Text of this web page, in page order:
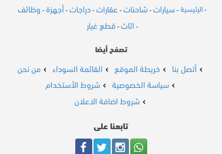
- الرئيسية - سيارات - شاحنات - عقارات - دراجات - أجهزة - وظائف
- اثاث -قطع غيار
تصفح أيضا
أتصل بنا خريطة الموقع القائمة السوداء
من نحن
سياسة الخصوصية
شروط الأستخدام
شروط اضافة الاعلان
تابعنا على